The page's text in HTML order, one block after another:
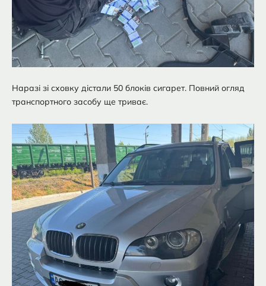
Наразі зі сховку дістали 50 блоків сигарет. Повний огляд
транспортного засобу ще триває.